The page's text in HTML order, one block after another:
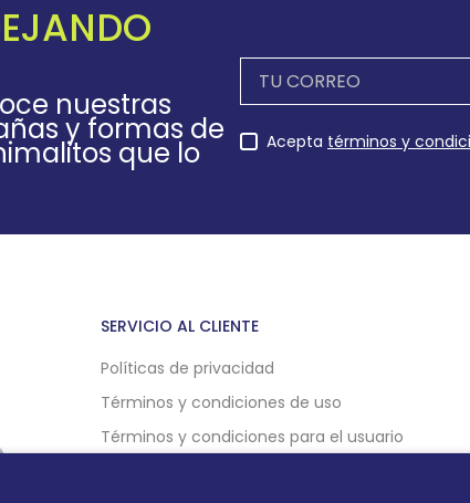
nuestras
y formas de
que lo Acepta términos y
SERVICIO AL CLIENTE
Políticas de privacidad
Términos y condiciones de uso
Términos y condiciones para el usuario